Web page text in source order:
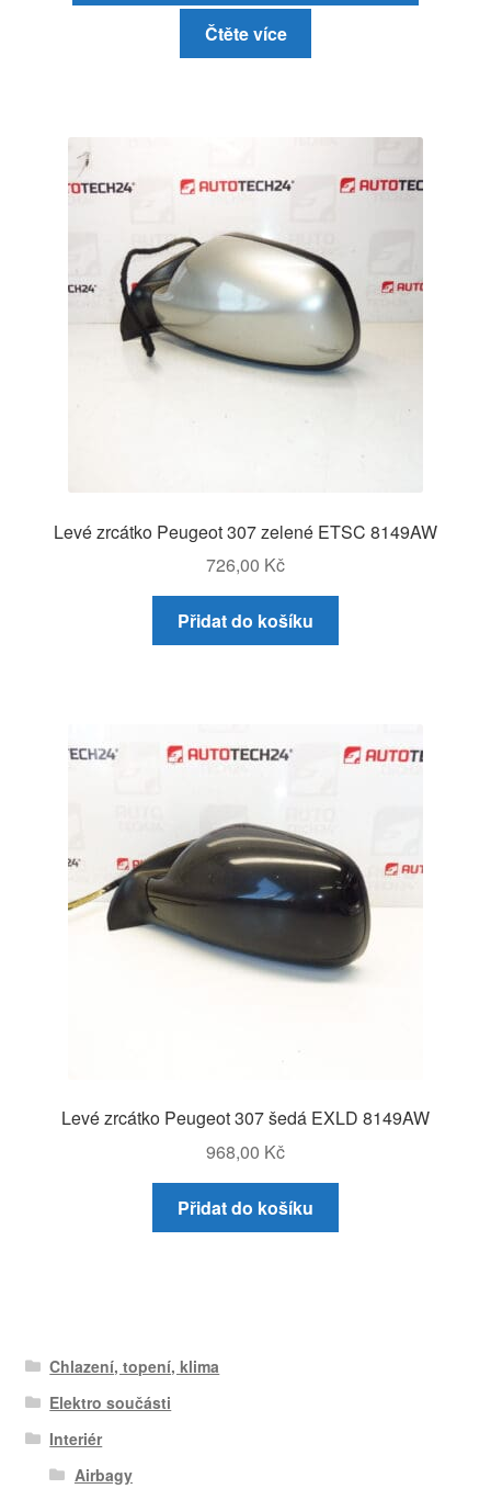
Čtěte více
Levé zrcátko Peugeot 307 zelené ETSC 8149AW
726,00 Kč
Přidat do košíku
Levé zrcátko Peugeot 307 šedá EXLD 8149AW
968,00 Kč
Přidat do košíku
Chlazení, topení, klima
Elektro součásti
Interiér
Airbagy